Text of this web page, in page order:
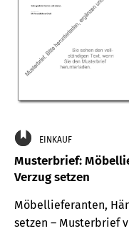
EINKAUF
Musterbrief:
Verzug setzen
Möbellieferanten,
setzen – Musterbrief